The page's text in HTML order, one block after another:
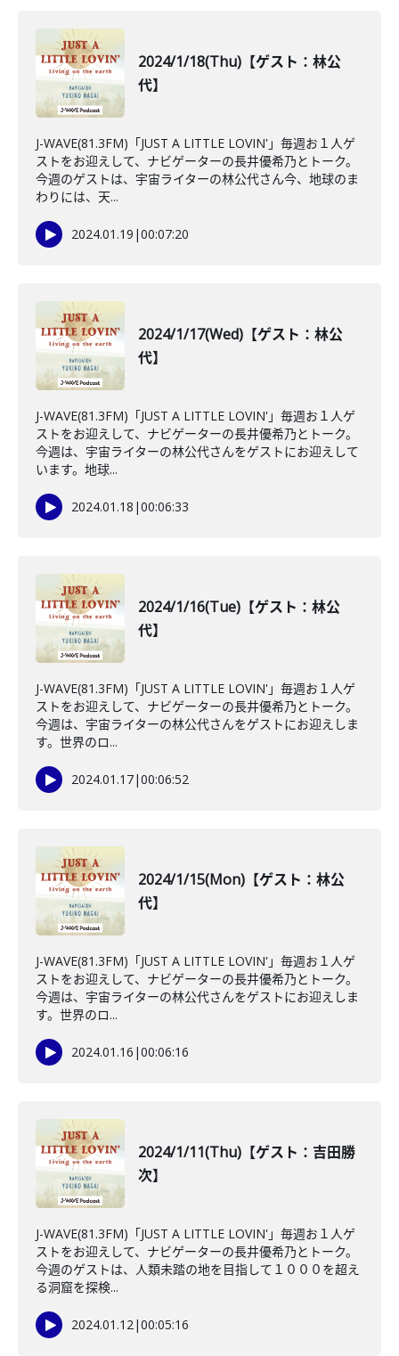
2024/1/18(Thu)【ゲスト：林公
代】
J-WAVE(81.3FM)「JUST A LITTLE LOVIN'」毎週お１人ゲ
ストをお迎えして、ナビゲーターの長井優希乃とトーク。
今週のゲストは、宇宙ライターの林公代さん今、地球のま
わりには、天...
2024.01.19 |00:07:20
2024/1/17(Wed)【ゲスト：林公
代】
J-WAVE(81.3FM)「JUST A LITTLE LOVIN'」毎週お１人ゲ
ストをお迎えして、ナビゲーターの長井優希乃とトーク。
今週は、宇宙ライターの林公代さんをゲストにお迎えして
います。地球...
2024.01.18 |00:06:33
2024/1/16(Tue)【ゲスト：林公
代】
J-WAVE(81.3FM)「JUST A LITTLE LOVIN'」毎週お１人ゲ
ストをお迎えして、ナビゲーターの長井優希乃とトーク。
今週は、宇宙ライターの林公代さんをゲストにお迎えしま
す。世界のロ...
2024.01.17|00:06:52
2024/1/15(Mon)【ゲスト：林公
代】
J-WAVE(81.3FM)「JUST A LITTLE LOVIN'」毎週お１人ゲ
ストをお迎えして、ナビゲーターの長井優希乃とトーク。
今週は、宇宙ライターの林公代さんをゲストにお迎えしま
す。世界のロ...
2024.01.16 |00:06:16
2024/1/11(Thu)【ゲスト：吉田勝
次】
J-WAVE(81.3FM)「JUST A LITTLE LOVIN'」毎週お１人ゲ
ストをお迎えして、ナビゲーターの長井優希乃とトーク。
今週のゲストは、人類未踏の地を目指して１０００を超え
る洞窟を探検...
2024.01.12|00:05:16